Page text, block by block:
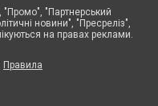
"Партнерський
новини", "Пресреліз",
на правах реклами.
Правила